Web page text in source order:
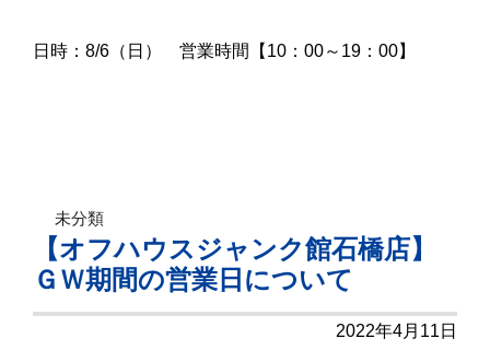
日時：8/6（日） 営業時間【10：00～19：00】
未分類
【オフハウスジャンク館石橋店】
ＧＷ期間の営業日について
2022年4月11日